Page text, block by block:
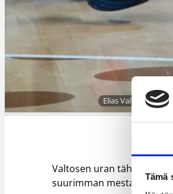
Tämä
Elias Valtonen on
Valtosen uran
suurimman